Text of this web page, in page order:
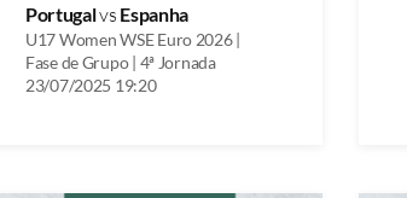
Portugalvs Espanha
U17 Women WSE Euro 2026 |
Fase de Grupo | 4ª Jornada
23/07/2025 19:20